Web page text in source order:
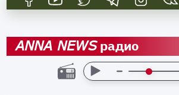
ANNA NEWSрадио